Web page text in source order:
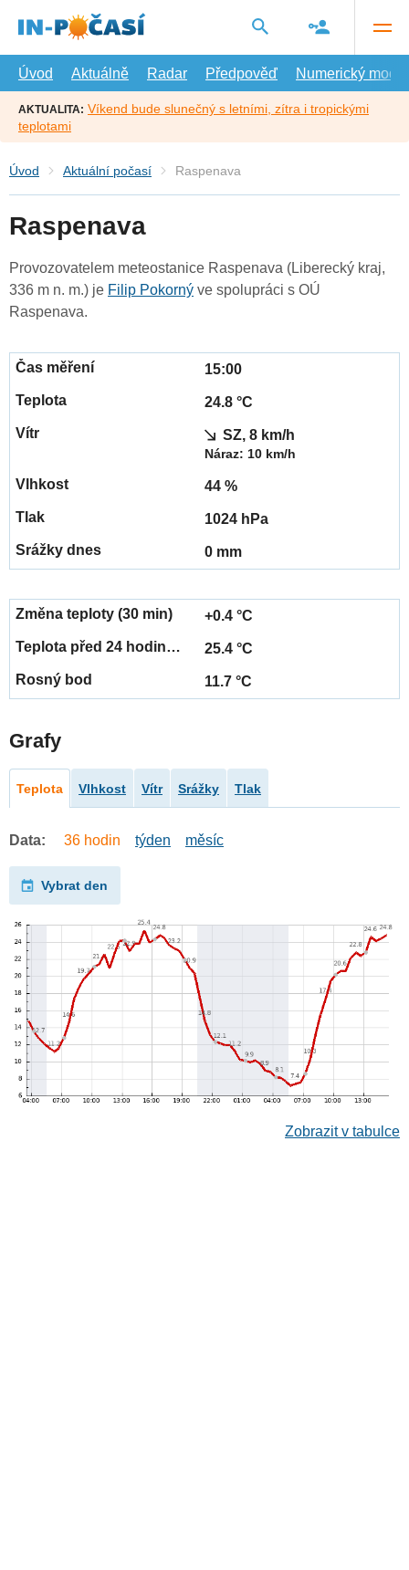
hlavní
Úvod
Aktuálně Radar Předpověď Numerický model
AKTUALITA: Víkend bude slunečný s letními, zítra i tropickými
teplotami
Úvod Aktuální počasí Raspenava
Raspenava
Provozovatelem meteostanice Raspenava (Liberecký kraj,
336 m n. m.) je Filip Pokorný ve spolupráci s OÚ
Raspenava.
15:00
24.8 °C
SZ, 8 km/h
Náraz: 10 km/h
44 %
1024 hPa
0 mm
+0.4 °C
25.4 °C
11.7 °C
Grafy
Teplota Vlhkost Vítr Srážky Tlak
Data: 36 hodin týden měsíc
Vybrat den
Zobrazit v tabulce